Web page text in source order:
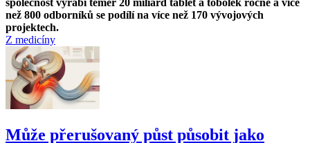
společnost vyrábí téměř 20 miliard tablet a tobolek ročně a více
než 800 odborníků se podílí na více než 170 vývojových
projektech.
Z medicíny
Může přerušovaný půst působit jako